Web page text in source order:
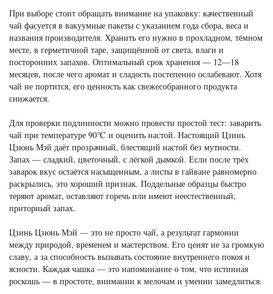
При выборе стоит обращать внимание на упаковку: качественный
чай фасуется в вакуумные пакеты с указанием года сбора, веса и
названия производителя. Хранить его нужно в прохладном, тёмном
месте, в герметичной таре, защищённой от света, влаги и
посторонних запахов. Оптимальный срок хранения — 12—18
месяцев, после чего аромат и сладость постепенно ослабевают. Хотя
чай не портится, его ценность как свежесобранного продукта
снижается.
Для проверки подлинности можно провести простой тест: заварить
чай при температуре 90℃ и оценить настой. Настоящий Цзинь
Цзюнь Мэй даёт прозрачный, блестящий настой без мутности.
Запах — сладкий, цветочный, с лёгкой дымкой. Если после трёх
заварок вкус остаётся насыщенным, а листы в гайване равномерно
раскрылись, это хороший признак. Поддельные образцы быстро
теряют аромат, оставляют горечь или имеют неестественный,
приторный запах.
Цзинь Цзюнь Мэй — это не просто чай, а результат гармонии
между природой, временем и мастерством. Его ценят не за громкую
славу, а за способность вызывать состояние внутреннего покоя и
ясности. Каждая чашка — это напоминание о том, что истинная
роскошь — в простоте, внимании к мелочам и умении замедлиться.